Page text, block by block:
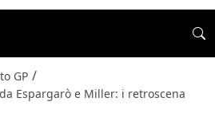
GP /
Espargarò e Miller: i retroscena